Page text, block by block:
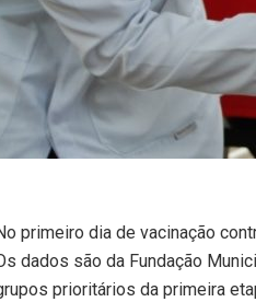
primeiro dia de vacinação
dados são da Fundação
prioritários da primeira